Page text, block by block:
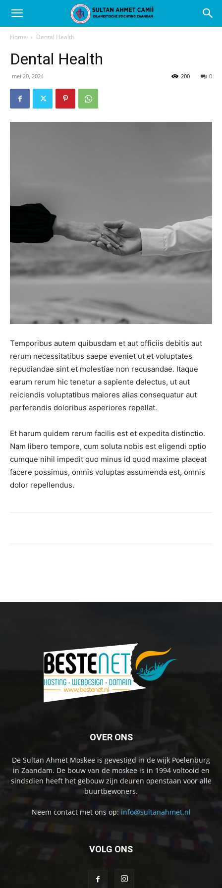
Home Dental Health
Dental Health
mei 20, 2024 0
200
Temporibus autem quibusdam et aut officiis debitis aut
rerum necessitatibus saepe eveniet ut et voluptates
repudiandae sint et molestiae non recusandae. Itaque
earum rerum hic tenetur a sapiente delectus, ut aut
reiciendis voluptatibus maiores alias consequatur aut
perferendis doloribus asperiores repellat.
Et harum quidem rerum facilis est et expedita distinctio.
Nam libero tempore, cum soluta nobis est eligendi optio
cumque nihil impedit quo minus id quod maxime placeat
facere possimus, omnis voluptas assumenda est, omnis
dolor repellendus.
OVER ONS
De Sultan Ahmet Moskee is gevestigd in de wijk Poelenburg
in Zaandam. De bouw van de moskee is in 1994 voltooid en
sindsdien heeft het gebouw zijn deuren openstaan voor alle
buurtbewoners.
Neem contact met ons op: info@sultanahmet.nl
VOLG ONS